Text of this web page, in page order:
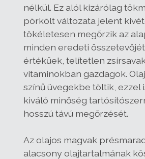
nélkül. Ez alól kizárólag
pörkölt változata jelent
tökéletesen megőrzik az
minden eredeti
értékűek, telítetlen
vitaminokban gazdagok.
színű üvegekbe töltik, ezzel
kiváló minőség
hosszú távú megőrzését.
Az olajos magvak
alacsony olajtartalmának